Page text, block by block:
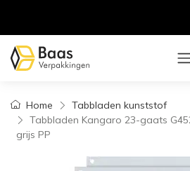
Home
Tabbladen kunststof
Tabbladen Kangaro 23-gaats
grijs PP